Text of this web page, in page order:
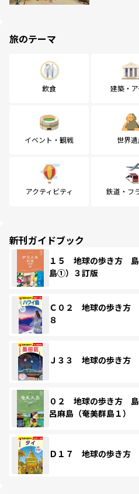
旅のテーマ
飲食 建築・ア
イベント・観戦 世界
アクティビティ 鉄道・フ
新刊ガイドブック
１５ 地球の歩き方
島①）３訂版
Ｃ０２ 地球の歩き方
８
Ｊ３３ 地球の歩き方
０２ 地球の歩き方
呂麻島（奄美群島１）
Ｄ１７ 地球の歩き方